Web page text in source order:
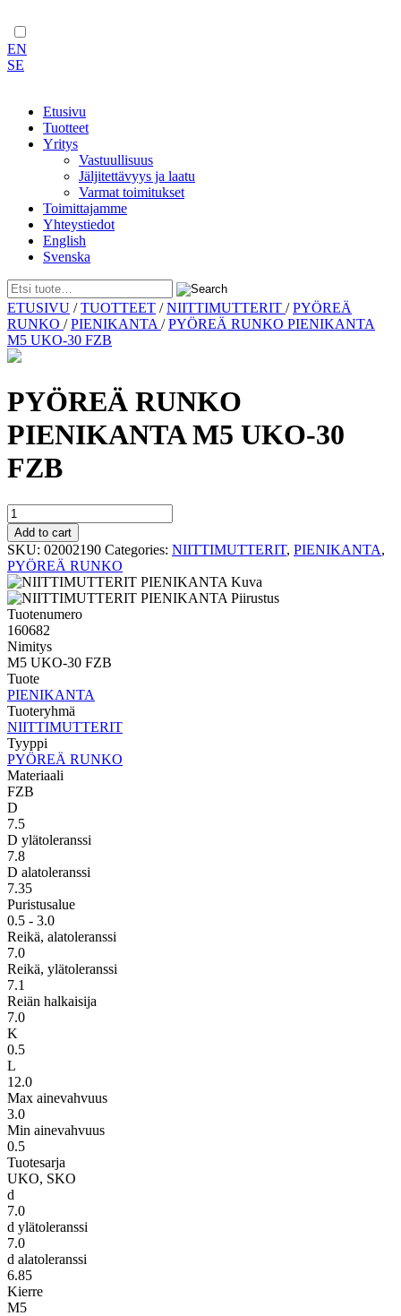
EN
SE
Etusivu
Tuotteet
Yritys
Vastuullisuus
Jäljitettävyys ja laatu
Varmat toimitukset
Toimittajamme
Yhteystiedot
English
Svenska
Skip
to
content
ETUSIVU /TUOTTEET /NIITTIMUTTERIT /PYÖREÄ
RUNKO /PIENIKANTA /PYÖREÄ RUNKO PIENIKANTA
M5 UKO-30 FZB
PYÖREÄ RUNKO
PIENIKANTA M5 UKO-30
FZB
PYÖREÄ
RUNKO
PIENIKANTA
M5
UKO-
30
FZB
quantity
Add to cart
SKU: 02002190 Categories: NIITTIMUTTERIT, PIENIKANTA,
PYÖREÄ RUNKO
Tuotenumero
160682
Nimitys
M5 UKO-30 FZB
Tuote
PIENIKANTA
Tuoteryhmä
NIITTIMUTTERIT
Tyyppi
PYÖREÄ RUNKO
Materiaali
FZB
D
7.5
D ylätoleranssi
7.8
D alatoleranssi
7.35
Puristusalue
0.5 - 3.0
Reikä, alatoleranssi
7.0
Reikä, ylätoleranssi
7.1
Reiän halkaisija
7.0
K
0.5
L
12.0
Max ainevahvuus
3.0
Min ainevahvuus
0.5
Tuotesarja
UKO, SKO
d
7.0
d ylätoleranssi
7.0
d alatoleranssi
6.85
Kierre
M5